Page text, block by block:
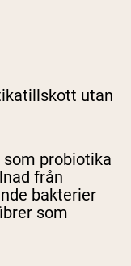
utan
probiotika
från
bakterier
som